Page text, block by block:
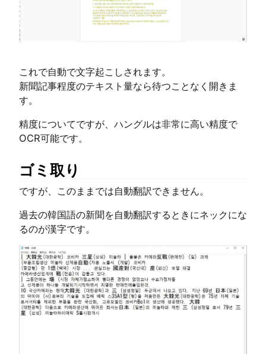
これで自動で文字起こしされます。
新聞記事程度のテキスト量なら待つことなく開きま
す。
精度についてですが、ハングルは非常に高い精度で
OCR可能です。
ゴミ取り
ですが、このままでは自動翻訳できません。
過去の韓国語の新聞を自動翻訳するときにネックにな
るのが漢字です。